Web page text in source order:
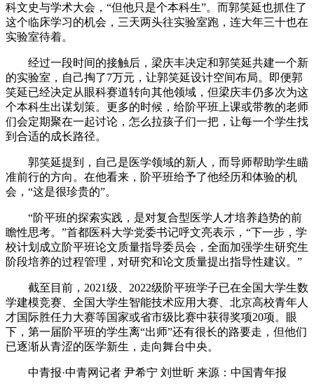
科文史与学术大会，“但他只是个本科生”。而郭笑延也抓住了
这个临床学习的机会，三天两头往实验室跑，连大年三十也在
实验室待着。
经过一段时间的接触后，梁庆丰决定和郭笑延共建一个新
的实验室，自己掏了7万元，让郭笑延设计空间布局。即便郭
笑延已经决定从眼科赛道转向其他领域，但梁庆丰仍多次为这
个本科生出谋划策。更多的时候，给阶平班上课或带教的老师
们会定期聚在一起讨论，怎么拉孩子们一把，让每一个学生找
到合适的成长路径。
郭笑延提到，自己是医学领域的新人，而导师帮助学生瞄
准前行的方向。在他看来，阶平班给予了他经历和体验的机
会，“这是很珍贵的”。
“阶平班的探索实践，是对复合型医学人才培养趋势的前
瞻性思考。”首都医科大学党委书记呼文亮表示，“下一步，学
校计划成立阶平班论文质量指导委员会，全面加强学生研究生
阶段培养的过程管理，对研究和论文质量提出指导性建议。”
截至目前，2021级、2022级阶平班学子已在全国大学生数
学建模竞赛、全国大学生智能技术应用大赛、北京高校青年人
才国际胜任力大赛等国家或省市级比赛中获得奖项20项。眼
下，第一届阶平班的学生离“出师”还有很长的路要走，但他们
已逐渐从青涩的医学新生，走向舞台中央。
中青报·中青网记者 尹希宁 刘世昕 来源：中国青年报